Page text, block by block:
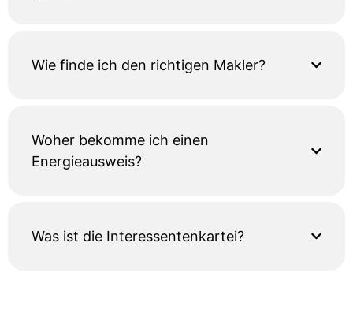
Wie finde ich den richtigen Makler?
Woher bekomme ich einen
Energieausweis?
Was ist die Interessentenkartei?